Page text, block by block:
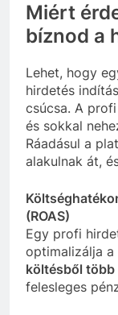
Miért
bíznod a
Lehet, hogy
hirdetés
csúcsa. A
és sokkal
Ráadásul a
alakulnak át,
(ROAS)
Egy profi
optimalizálja
költésből több
felesleges